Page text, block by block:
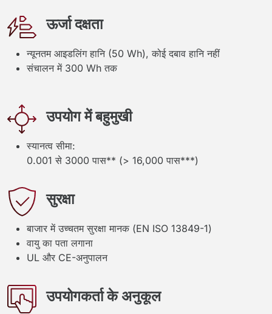
ऊर्जा दक्षता
न्यूनतम आइडलिंग हानि (50 Wh), कोई दबाव हानि नहीं
संचालन में 300 Wh तक
उपयोग में बहुमुखी
स्यानत्व सीमा:
0.001 से 3000 पास** (> 16,000 पास***)
सुरक्षा
बाजार में उच्चतम सुरक्षा मानक (EN ISO 13849-1)
वायु का पता लगाना
UL और CE-अनुपालन
उपयोगकर्ता के अनुकूल